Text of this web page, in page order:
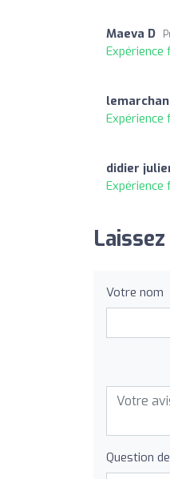
Maeva D
Expérience
Expérience
didier
Expérience
Votre nom
Question